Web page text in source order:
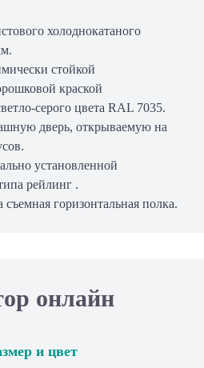
холоднокатаного
стойкой
краской
серого цвета RAL 7035.
дверь, открываемую на
установленной
рейлинг .
съемная горизонтальная полка.
онлайн
и цвет